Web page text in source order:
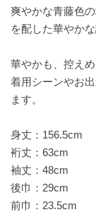
爽やかな青藤色
を配した華やか
華やかも、控え
着用シーンやお
ます。
身丈：156.5cm
裄丈：63cm
袖丈：48cm
後巾：29cm
前巾：23.5cm